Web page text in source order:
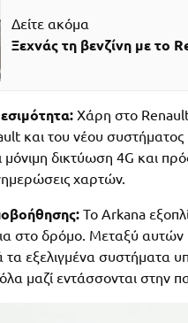
Δείτε ακόμα
Ξεχνάς τη βενζίνη με το
Χάρη στο
και του νέου
δικτύωση 4G και
χαρτών.
Το Arkana
στο δρόμο. Μεταξύ αυτών
τα εξελιγμένα συστήματα
μαζί εντάσσονται στην